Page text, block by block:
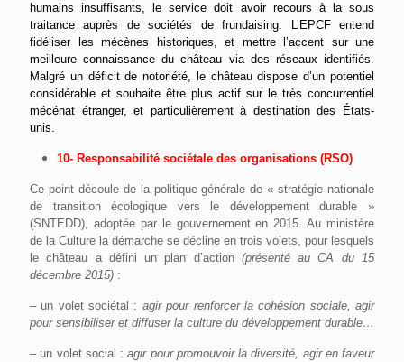
humains insuffisants, le service doit avoir recours à la sous
traitance auprès de sociétés de frundaising. L’EPCF entend
fidéliser les mécènes historiques, et mettre l’accent sur une
meilleure connaissance du château via des réseaux identifiés.
Malgré un déficit de notoriété, le château dispose d’un potentiel
considérable et souhaite être plus actif sur le très concurrentiel
mécénat étranger, et particulièrement à destination des États-
unis.
10- Responsabilité sociétale des organisations (RSO)
Ce point découle de la politique générale de « stratégie nationale
de transition écologique vers le développement durable »
(SNTEDD), adoptée par le gouvernement en 2015. Au ministère
de la Culture la démarche se décline en trois volets, pour lesquels
le château a défini un plan d’action (présenté au CA du 15
décembre 2015) :
– un volet sociétal : agir pour renforcer la cohésion sociale, agir
pour sensibiliser et diffuser la culture du développement durable…
– un volet social :agir pour promouvoir la diversité, agir en faveur